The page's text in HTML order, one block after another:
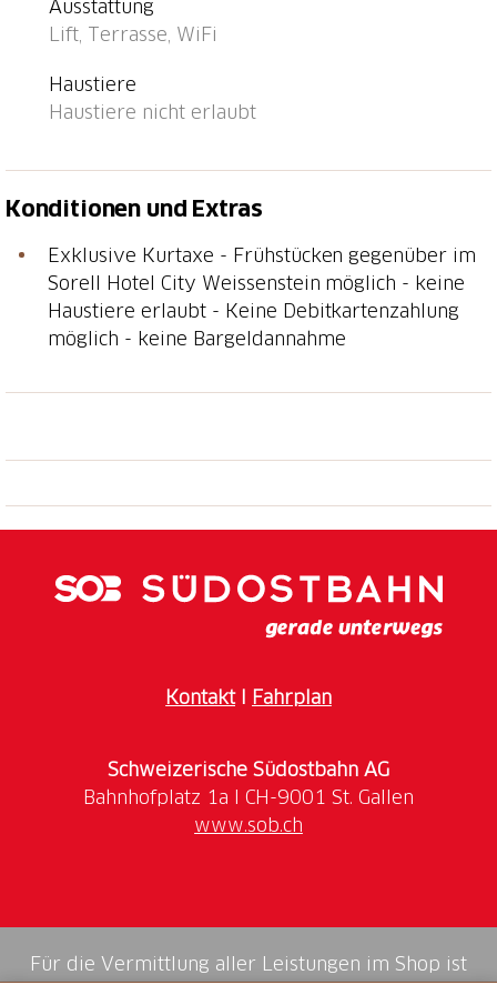
Ausstattung
Lift, Terrasse, WiFi
Haustiere
Haustiere nicht erlaubt
Konditionen und Extras
Exklusive Kurtaxe - Frühstücken gegenüber im
Sorell Hotel City Weissenstein möglich - keine
Haustiere erlaubt - Keine Debitkartenzahlung
möglich - keine Bargeldannahme
KontaktI Fahrplan
Schweizerische Südostbahn AG
www.sob.ch
Für die Vermittlung aller Leistungen im Shop ist